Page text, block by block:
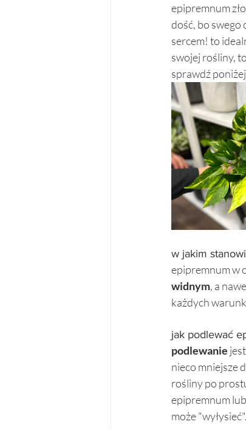
epipremnum
dość, bo swego
sercem! to
swojej rośliny,
sprawdź
w jakim
epipremnum w
widnym, a
każdych
jak podlewać
podlewanie
nieco mniejsze
rośliny po
epipremnum
może "wyłysieć".